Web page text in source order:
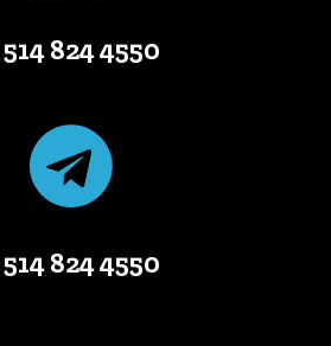
4550 824 514 1 +
4550 824 514 1 +